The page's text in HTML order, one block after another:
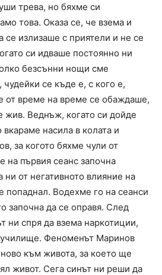
трева, но бяхме си
това. Оказа се, че взема и
се излизаше с приятели и не се
си идваше постоянно ни
безсънни нощи сме
се къде е, с кого е,
от време на време се обаждаше,
жив. Веднъж, когато си дойде
насила в колата и
за когото бяхме чули от
на първия сеанс започна
ни от негативното влияние на
попаднал. Водехме го на сеанси
започна да се оправя. След
ни спря да взема наркотиции,
училище. Феноменът Маринов
към живота, за което ще
живот. Сега синът ни реши да